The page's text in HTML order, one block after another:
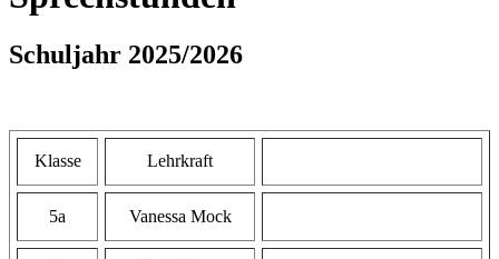
Schuljahr 2025/2026
Klasse Lehrkraft
5a Vanessa Mock